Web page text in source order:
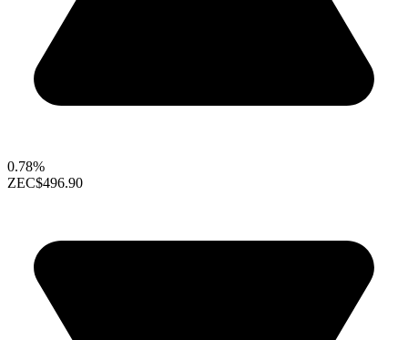
0.78%
ZEC$496.90